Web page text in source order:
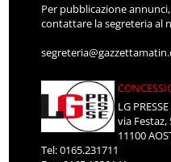
Per pubblicazione
contattare la segreteria al
LG
via Festaz,
11100
Tel: 0165.231711